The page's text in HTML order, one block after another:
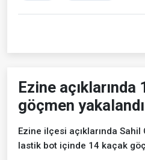
Ezine açıklarında
göçmen yakalandı
Ezine ilçesi açıklarında
lastik bot içinde 14 kaçak